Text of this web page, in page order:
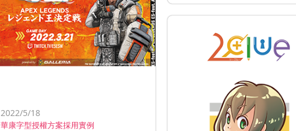
2022/5/18
華康字型授權方案採用實例